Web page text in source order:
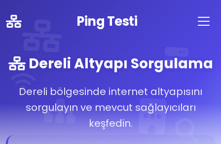
Ping Testi
Dereli Altyapı Sorgulama
Dereli bölgesinde internet altyapısını
sorgulayın ve mevcut sağlayıcıları
keşfedin.